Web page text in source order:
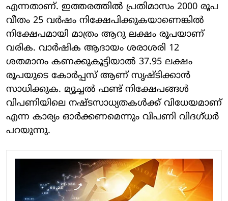
എന്നതാണ്. ഇത്തരത്തില്‍ പ്രതിമാസം 2000 രൂപ
വീതം 25 വര്‍ഷം നിക്ഷേപിക്കുകയാണെങ്കില്‍
നിക്ഷേപമായി മാത്രം ആറു ലക്ഷം രൂപയാണ്
വരിക. വാര്‍ഷിക ആദായം ശരാശരി 12
ശതമാനം കണക്കുകൂട്ടിയാല്‍ 37.95 ലക്ഷം
രൂപയുടെ കോര്‍പ്പസ് ആണ് സൃഷ്ടിക്കാന്‍
സാധിക്കുക. മ്യൂച്ചല്‍ ഫണ്ട് നിക്ഷേപങ്ങള്‍
വിപണിയിലെ നഷ്ടസാധ്യതകള്‍ക്ക് വിധേയമാണ്
എന്ന കാര്യം ഓര്‍ക്കണമെന്നും വിപണി വിദഗ്ധര്‍
പറയുന്നു.